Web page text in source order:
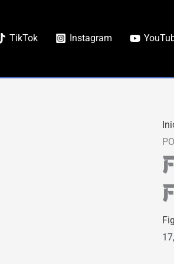
TikTok Instagram
|
|